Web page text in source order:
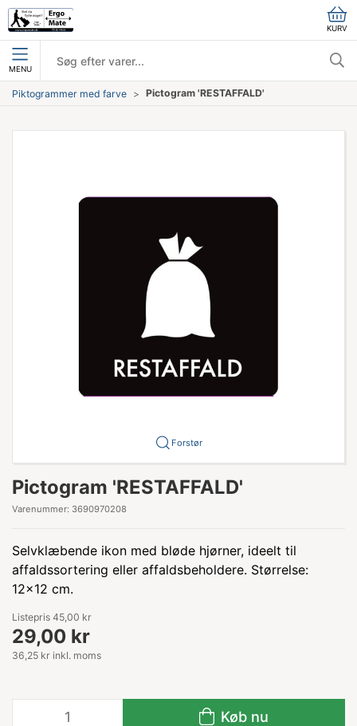
KURV
MENU
Piktogrammer med farve Pictogram 'RESTAFFALD'
Forstør
Pictogram 'RESTAFFALD'
Varenummer: 3690970208
Selvklæbende ikon med bløde hjørner, ideelt til
affaldssortering eller affaldsbeholdere. Størrelse:
12x12 cm.
Listepris 45,00 kr
29,00 kr
36,25 kr inkl. moms
Køb nu